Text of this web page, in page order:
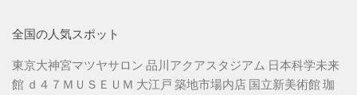
全国の人気スポット
東京大神宮マツヤサロン 品川アクアスタジアム 日本科学未来
館 ｄ４７ＭＵＳＥＵＭ 大江戸 築地市場内店 国立新美術館珈